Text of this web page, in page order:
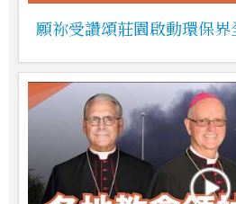
願祢受讚頌莊園啟動環保界